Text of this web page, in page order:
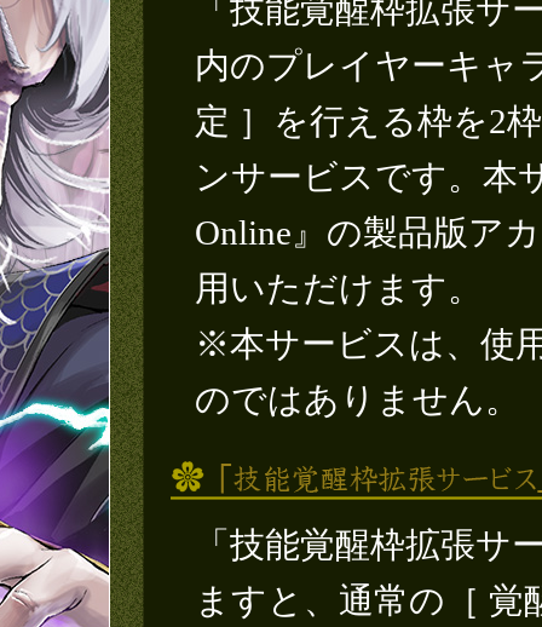
「技能覚醒枠拡張サ
内のプレイヤーキャ
定 ］を行える枠を2
ンサービスです。本
Online』の製品版ア
用いただけます。
※本サービスは、使
のではありません。
「技能覚醒枠拡張サ
ますと、通常の［ 覚